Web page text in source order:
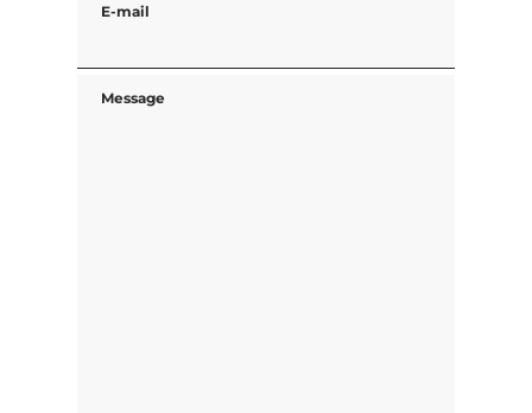
E-mail
Message